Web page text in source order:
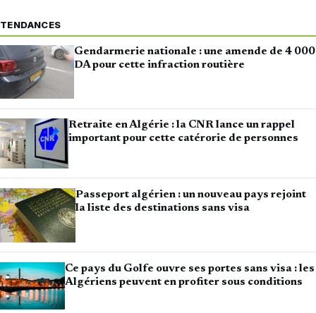
TENDANCES
Gendarmerie nationale : une amende de 4 000
DA pour cette infraction routière
Retraite en Algérie : la CNR lance un rappel
important pour cette catérorie de personnes
Passeport algérien : un nouveau pays rejoint
la liste des destinations sans visa
Ce pays du Golfe ouvre ses portes sans visa : les
Algériens peuvent en profiter sous conditions